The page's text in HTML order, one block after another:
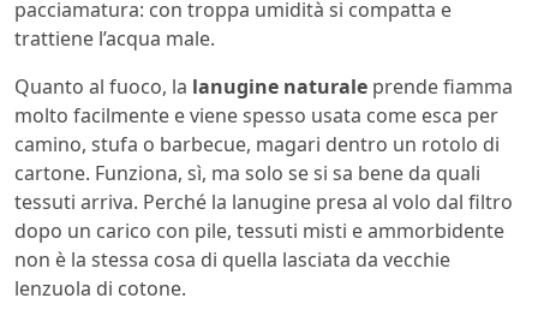
pacciamatura: con troppa umidità si compatta e
trattiene l’acqua male.
Quanto al fuoco, la lanugine naturale prende fiamma
molto facilmente e viene spesso usata come esca per
camino, stufa o barbecue, magari dentro un rotolo di
cartone. Funziona, sì, ma solo se si sa bene da quali
tessuti arriva. Perché la lanugine presa al volo dal filtro
dopo un carico con pile, tessuti misti e ammorbidente
non è la stessa cosa di quella lasciata da vecchie
lenzuola di cotone.